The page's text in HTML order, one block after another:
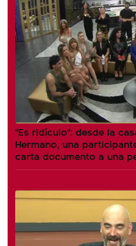
"Es ridículo": desde la
Hermano, una
carta documento a una